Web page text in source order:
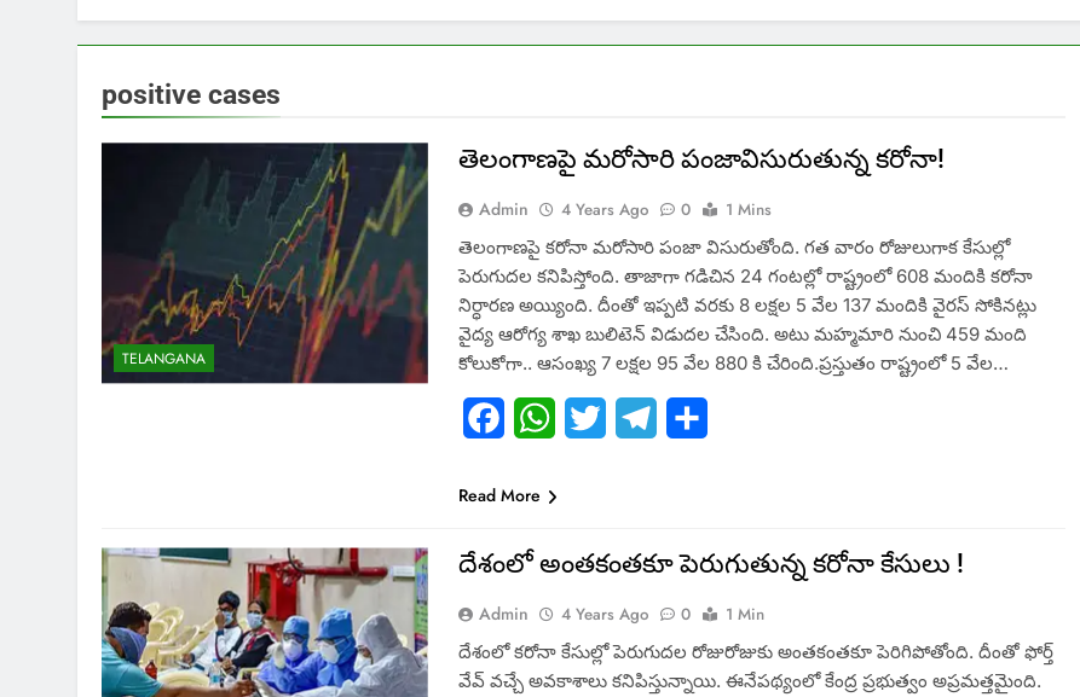
positive cases
TELANGANA
తెలంగాణపై మరోసారి పంజావిసురుతున్న కరోనా!
Admin 4 Years Ago 0
1 Mins
తెలంగాణపై కరోనా మరోసారి పంజా విసురుతోంది. గత వారం రోజులుగాక కేసుల్లో
పెరుగుదల కనిపిస్తోంది. తాజాగా గడిచిన 24 గంటల్లో రాష్ట్రంలో 608 మందికి కరోనా
నిర్ధారణ అయ్యింది. దీంతో ఇప్పటి వరకు 8 లక్షల 5 వేల 137 మందికి వైరస్ సోకినట్లు
వైద్య ఆరోగ్య శాఖ బులిటెన్ విడుదల చేసింది. అటు మహ్మమారి నుంచి 459 మంది
కోలుకోగా.. ఆసంఖ్య 7 లక్షల 95 వేల 880 కి చేరింది.ప్రస్తుతం రాష్ట్రంలో 5 వేల…
FacebookWhatsApp
Twitter Telegram
Read More
దేశంలో అంతకంతకూ పెరుగుతున్న కరోనా కేసులు !
Admin 4 Years Ago 0
1 Min
దేశంలో కరోనా కేసుల్లో పెరుగుదల రోజురోజుకు అంతకంతకూ పెరిగిపోతోంది. దీంతో ఫోర్త్
వేవ్ వచ్చే అవకాశాలు కనిపిస్తున్నాయి. ఈనేపథ్యంలో కేంద్ర ప్రభుత్వం అప్రమత్తమైంది.